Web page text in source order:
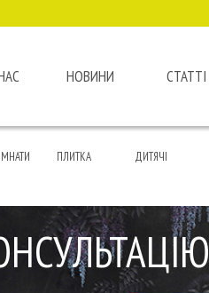
НОВИНИ СТАТТІ
ПЛИТКА ДИТЯЧІ